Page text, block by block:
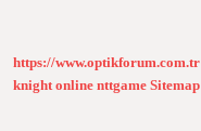
https://www.optikforum.com.tr
knight online nttgame Sitemap